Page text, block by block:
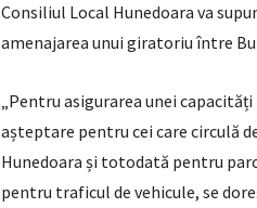
Consiliul Local Hunedoara va
amenajarea unui giratoriu între
„Pentru asigurarea unei
așteptare pentru cei care circulă
Hunedoara și totodată pentru
pentru traficul de vehicule, se